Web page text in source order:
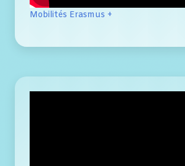
Mobilités Erasmus +